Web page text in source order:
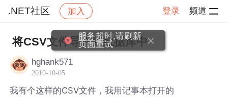
.NET社区 加入 登录 频道
社区 .NET社区 帖子详情
将CSV文件导入到数据库中
hghank571
2010-10-05
我有个这样的CSV文件，我用记事本打开的